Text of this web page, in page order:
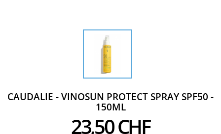
CAUDALIE - VINOSUN PROTECT SPRAY SPF50 -
150ML
23,50 CHF